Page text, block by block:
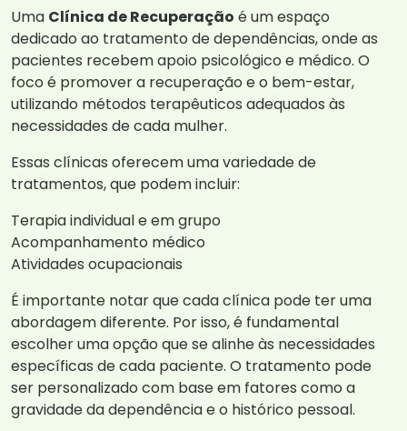
Uma Clínica de Recuperação é um espaço
dedicado ao tratamento de dependências, onde as
pacientes recebem apoio psicológico e médico. O
foco é promover a recuperação e o bem-estar,
utilizando métodos terapêuticos adequados às
necessidades de cada mulher.
Essas clínicas oferecem uma variedade de
tratamentos, que podem incluir:
Terapia individual e em grupo
Acompanhamento médico
Atividades ocupacionais
É importante notar que cada clínica pode ter uma
abordagem diferente. Por isso, é fundamental
escolher uma opção que se alinhe às necessidades
específicas de cada paciente. O tratamento pode
ser personalizado com base em fatores como a
gravidade da dependência e o histórico pessoal.